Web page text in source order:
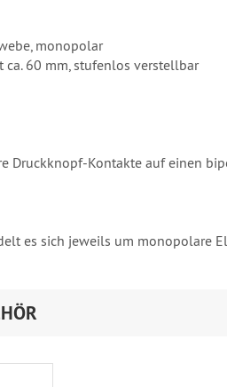
monopolar
ca. 60 mm, stufenlos verstellbar
Druckknopf-Kontakte auf einen
es sich jeweils um monopolare